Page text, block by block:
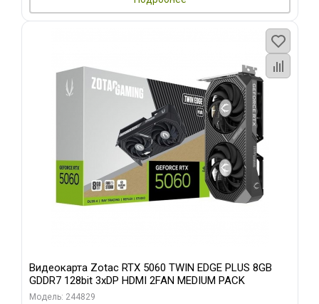
Видеокарта Zotac RTX 5060 TWIN EDGE PLUS 8GB
GDDR7 128bit 3xDP HDMI 2FAN MEDIUM PACK
Модель: 244829